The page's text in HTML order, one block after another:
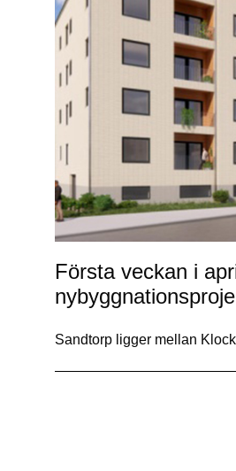
Första veckan i
Sandtorp ligger mellan